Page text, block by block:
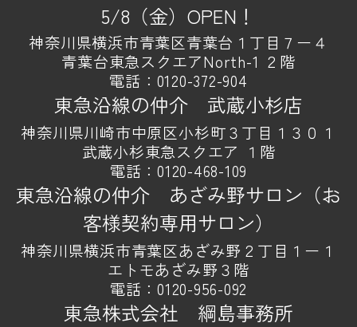
5/8（金）OPEN！
神奈川県横浜市青葉区青葉台１丁目７ー４
青葉台東急スクエアNorth-1 ２階
電話： 0120-372-904
東急沿線の仲介 武蔵小杉店
神奈川県川崎市中原区小杉町３丁目１３０１
武蔵小杉東急スクエア １階
電話：0120-468-109
東急沿線の仲介 あざみ野サロン（お
客様契約専用サロン）
神奈川県横浜市青葉区あざみ野２丁目１ー１
エトモあざみ野３階
電話：0120-956-092
東急株式会社 綱島事務所